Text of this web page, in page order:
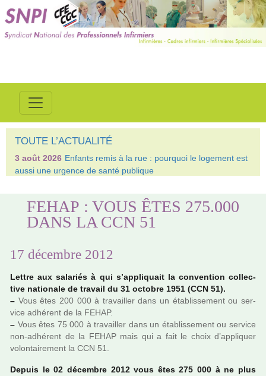
TOUTE L’ACTUALITÉ
3 août 2026 Enfants remis à la rue : pourquoi le logement est
aussi une urgence de santé publique
FEHAP : VOUS ÊTES 275.000
DANS LA CCN 51
17 décembre 2012
Lettre aux sala­riés à qui s’appli­quait la conven­tion col­lec­
tive natio­nale de tra­vail du 31 octo­bre 1951 (CCN 51).
– Vous êtes 200 000 à tra­vailler dans un établissement ou ser­
vice adhé­rent de la FEHAP.
– Vous êtes 75 000 à tra­vailler dans un établissement ou ser­vice
non-adhé­rent de la FEHAP mais qui a fait le choix d’appli­quer
volon­tai­re­ment la CCN 51.
Depuis le 02 décem­bre 2012 vous êtes 275 000 à ne plus